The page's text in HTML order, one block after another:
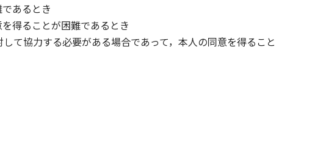
あるとき
得ることが困難であるとき
て協力する必要がある場合であって，本人の同意を得ること